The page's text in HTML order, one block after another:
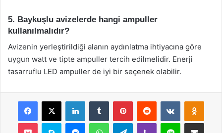
5. Baykuşlu avizelerde hangi ampuller
kullanılmalıdır?
Avizenin yerleştirildiği alanın aydınlatma ihtiyacına göre
uygun watt ve tipte ampuller tercih edilmelidir. Enerji
tasarruflu LED ampuller de iyi bir seçenek olabilir.
Facebook
X LinkedInTumblr PinterestReddit VKontakte
Pocket Skype MessengerWhatsAppTelegramViber Line E-Posta ile